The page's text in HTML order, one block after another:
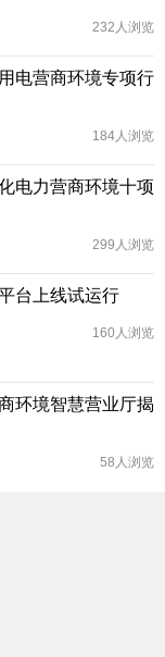
232人浏览
电营商环境专项行
184人浏览
电力营商环境十项
299人浏览
台上线试运行
160人浏览
环境智慧营业厅揭
58人浏览